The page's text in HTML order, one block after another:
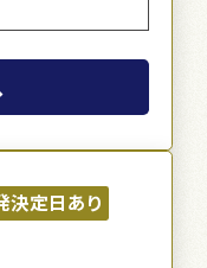
決定日あり